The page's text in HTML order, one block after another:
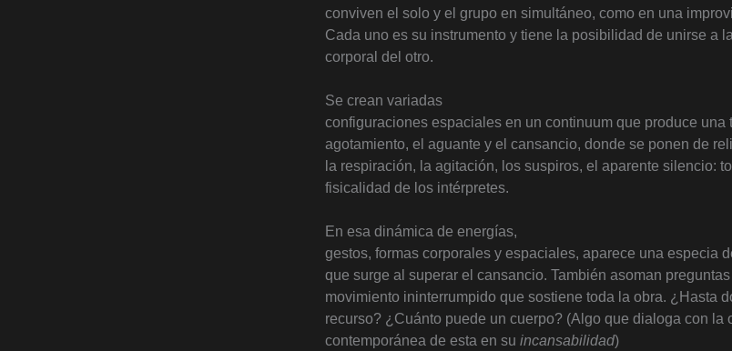
conviven el solo y el grupo en simultáneo, como en una
Cada uno es su instrumento y tiene la posibilidad de unirse a
corporal del otro.
Se crean variadas
configuraciones espaciales en un continuum que produce una
agotamiento, el aguante y el cansancio, donde se ponen de
la respiración, la agitación, los suspiros, el aparente silencio:
fisicalidad de los intérpretes.
En esa dinámica de energías,
gestos, formas corporales y espaciales, aparece una especia
que surge al superar el cansancio. También asoman
movimiento ininterrumpido que sostiene toda la obra. ¿Hasta
recurso? ¿Cuánto puede un cuerpo? (Algo que dialoga con la
contemporánea de esta en su incansabilidad)